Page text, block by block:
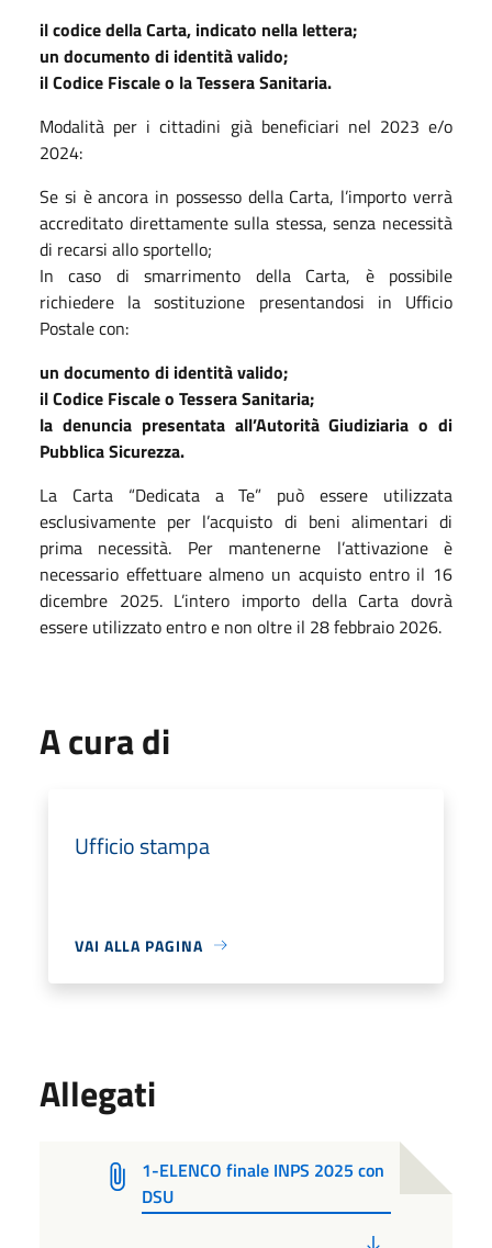
il codice della Carta, indicato nella lettera;
un documento di identità valido;
il Codice Fiscale o la Tessera Sanitaria.
Modalità per i cittadini già beneficiari nel 2023 e/o
2024:
Se si è ancora in possesso della Carta, l’importo verrà
accreditato direttamente sulla stessa, senza necessità
di recarsi allo sportello;
In caso di smarrimento della Carta, è possibile
richiedere la sostituzione presentandosi in Ufficio
Postale con:
un documento di identità valido;
il Codice Fiscale o Tessera Sanitaria;
la denuncia presentata all’Autorità Giudiziaria o di
Pubblica Sicurezza.
La Carta “Dedicata a Te” può essere utilizzata
esclusivamente per l’acquisto di beni alimentari di
prima necessità. Per mantenerne l’attivazione è
necessario effettuare almeno un acquisto entro il 16
dicembre 2025. L’intero importo della Carta dovrà
essere utilizzato entro e non oltre il 28 febbraio 2026.
A cura di
Ufficio stampa
VAI ALLA PAGINA
Allegati
1-ELENCO finale INPS 2025 con
DSU